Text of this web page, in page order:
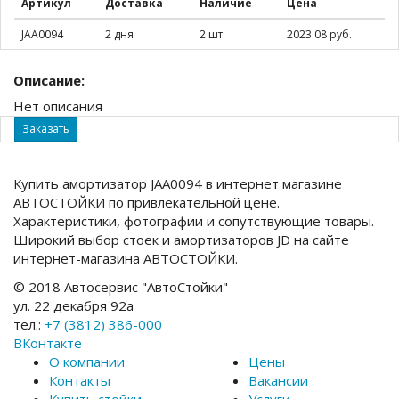
JAA0094 2 дня 2 шт. 2023.08 руб.
Описание:
Нет описания
Заказать
Купить амортизатор JAA0094 в интернет магазине
АВТОСТОЙКИ по привлекательной цене.
Характеристики, фотографии и сопутствующие товары.
Широкий выбор стоек и амортизаторов JD на сайте
интернет-магазина АВТОСТОЙКИ.
© 2018 Автосервис "АвтоСтойки"
ул. 22 декабря 92а
тел.: +7 (3812) 386-000
ВКонтакте
О компании
Контакты
Цены
Вакансии